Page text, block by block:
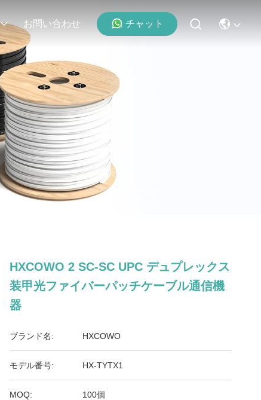
お問い合わせ チャット
HXCOWO 2 SC-SC UPC デュプレックス
装甲光ファイバーパッチケーブル通信機
器
ブランド名: HXCOWO
モデル番号: HX-TYTX1
MOQ: 100個